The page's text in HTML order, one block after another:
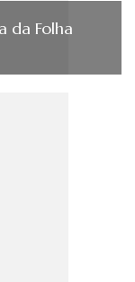
da Folha